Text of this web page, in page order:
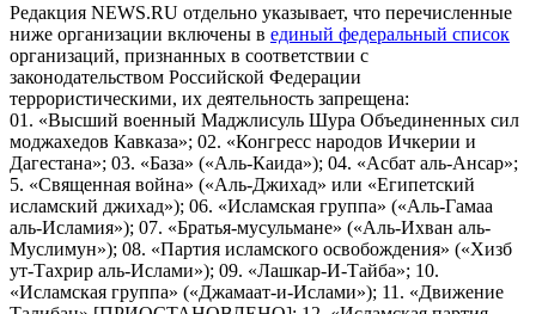
Редакция NEWS.RU отдельно указывает, что перечисленные
ниже организации включены в единый федеральный список
организаций, признанных в соответствии с
законодательством Российской Федерации
террористическими, их деятельность запрещена:
01. «Высший военный Маджлисуль Шура Объединенных сил
моджахедов Кавказа»; 02. «Конгресс народов Ичкерии и
Дагестана»; 03. «База» («Аль-Каида»); 04. «Асбат аль-Ансар»;
5. «Священная война» («Аль-Джихад» или «Египетский
исламский джихад»); 06. «Исламская группа» («Аль-Гамаа
аль-Исламия»); 07. «Братья-мусульмане» («Аль-Ихван аль-
Муслимун»); 08. «Партия исламского освобождения» («Хизб
ут-Тахрир аль-Ислами»); 09. «Лашкар-И-Тайба»; 10.
«Исламская группа» («Джамаат-и-Ислами»); 11. «Движение